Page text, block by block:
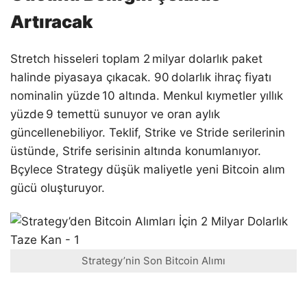
Artıracak
Stretch hisseleri toplam 2 milyar dolarlık paket
halinde piyasaya çıkacak. 90 dolarlık ihraç fiyatı
nominalin yüzde 10 altında. Menkul kıymetler yıllık
yüzde 9 temettü sunuyor ve oran aylık
güncellenebiliyor. Teklif, Strike ve Stride serilerinin
üstünde, Strife serisinin altında konumlanıyor.
Bçylece Strategy düşük maliyetle yeni Bitcoin alım
gücü oluşturuyor.
Strategy’nin Son Bitcoin Alımı